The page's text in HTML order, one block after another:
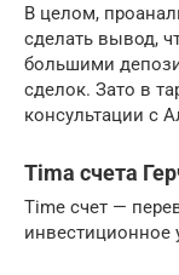
В целом,
сделать вывод,
большими
сделок. Зато в
консультации с
Tima счета
Time счет —
инвестиционное